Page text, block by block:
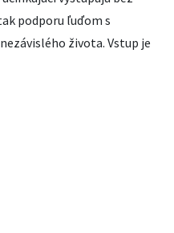
podporu ľuďom s
života. Vstup je